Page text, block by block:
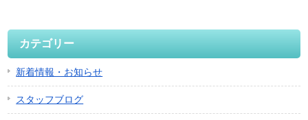
カテゴリー
新着情報・お知らせ
スタッフブログ